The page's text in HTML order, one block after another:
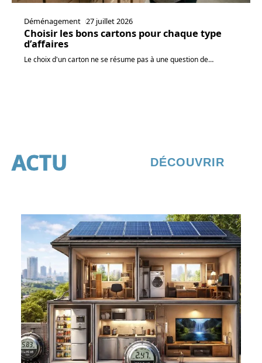
Déménagement 27 juillet 2026
Choisir les bons cartons pour chaque type
d’affaires
Le choix d'un carton ne se résume pas à une question de…
ACTU DÉCOUVRIR